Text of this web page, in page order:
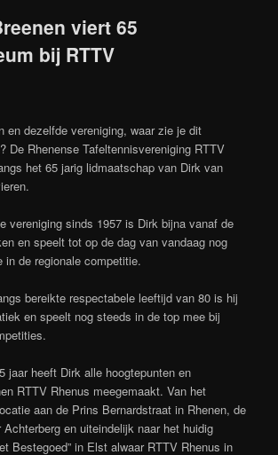
viert 65
bij RTTV
en dezelfde vereniging, waar zie je dit
De Rhenense Tafeltennisvereniging RTTV
het 65 jarig lidmaatschap van Dirk van
vereniging sinds 1957 is Dirk bijna vanaf de
en speelt tot op de dag van vandaag nog
de regionale competitie.
bereikte respectabele leeftijd van 80 is hij
en speelt nog steeds in de top mee bij
jaar heeft Dirk alle hoogtepunten en
RTTV Rhenus meegemaakt. Van het
aan de Prins Bernardstraat in Rhenen, de
Achterberg en uiteindelijk naar het huidig
Bestegoed” in Elst alwaar RTTV Rhenus in